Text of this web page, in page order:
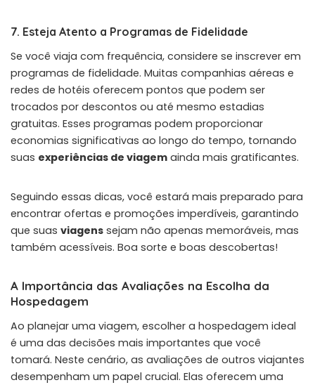
7. Esteja Atento a Programas de Fidelidade
Se você viaja com frequência, considere se inscrever em
programas de fidelidade. Muitas companhias aéreas e
redes de hotéis oferecem pontos que podem ser
trocados por descontos ou até mesmo estadias
gratuitas. Esses programas podem proporcionar
economias significativas ao longo do tempo, tornando
suas experiências de viagem ainda mais gratificantes.
Seguindo essas dicas, você estará mais preparado para
encontrar ofertas e promoções imperdíveis, garantindo
que suas viagens sejam não apenas memoráveis, mas
também acessíveis. Boa sorte e boas descobertas!
A Importância das Avaliações na Escolha da
Hospedagem
Ao planejar uma viagem, escolher a hospedagem ideal
é uma das decisões mais importantes que você
tomará. Neste cenário, as avaliações de outros viajantes
desempenham um papel crucial. Elas oferecem uma